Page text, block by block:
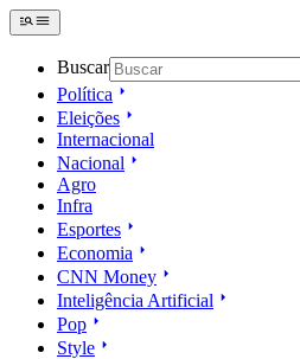
Buscar
Política
Eleições
Internacional
Nacional
Agro
Infra
Esportes
Economia
CNN Money
Inteligência Artificial
Pop
Style